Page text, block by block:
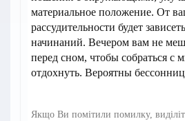
материальное положение. От
рассудительности будет
начинаний. Вечером вам не
перед сном, чтобы собраться с
отдохнуть. Вероятны
Якщо Ви помітили помилку,